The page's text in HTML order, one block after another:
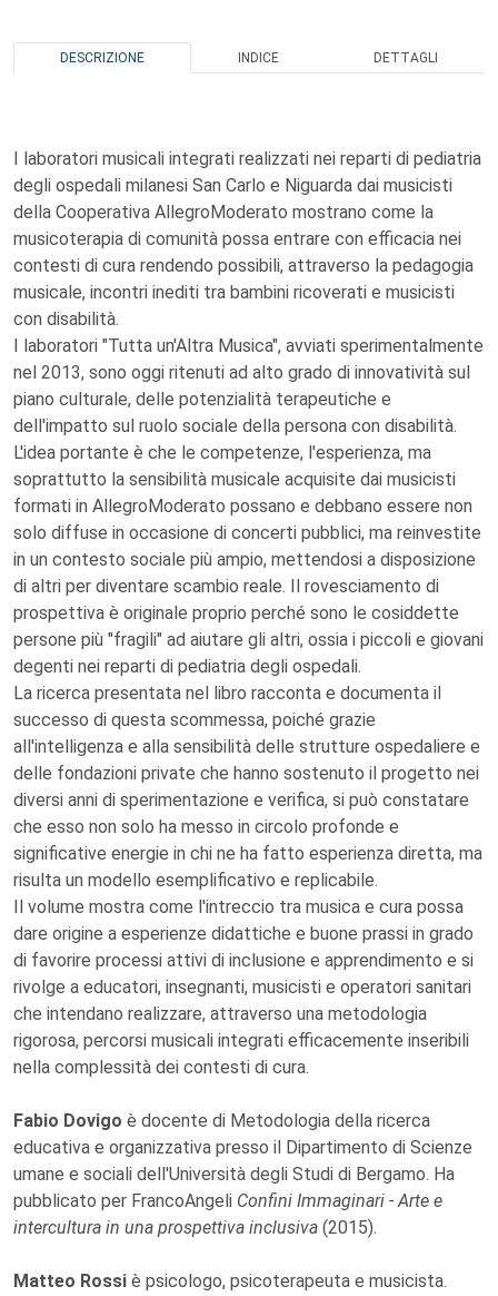
DESCRIZIONE INDICE DETTAGLI
I laboratori musicali integrati realizzati nei reparti di pediatria
degli ospedali milanesi San Carlo e Niguarda dai musicisti
della Cooperativa AllegroModerato mostrano come la
musicoterapia di comunità possa entrare con efficacia nei
contesti di cura rendendo possibili, attraverso la pedagogia
musicale, incontri inediti tra bambini ricoverati e musicisti
con disabilità.
I laboratori "Tutta un'Altra Musica", avviati sperimentalmente
nel 2013, sono oggi ritenuti ad alto grado di innovatività sul
piano culturale, delle potenzialità terapeutiche e
dell'impatto sul ruolo sociale della persona con disabilità.
L'idea portante è che le competenze, l'esperienza, ma
soprattutto la sensibilità musicale acquisite dai musicisti
formati in AllegroModerato possano e debbano essere non
solo diffuse in occasione di concerti pubblici, ma reinvestite
in un contesto sociale più ampio, mettendosi a disposizione
di altri per diventare scambio reale. Il rovesciamento di
prospettiva è originale proprio perché sono le cosiddette
persone più "fragili" ad aiutare gli altri, ossia i piccoli e giovani
degenti nei reparti di pediatria degli ospedali.
La ricerca presentata nel libro racconta e documenta il
successo di questa scommessa, poiché grazie
all'intelligenza e alla sensibilità delle strutture ospedaliere e
delle fondazioni private che hanno sostenuto il progetto nei
diversi anni di sperimentazione e verifica, si può constatare
che esso non solo ha messo in circolo profonde e
significative energie in chi ne ha fatto esperienza diretta, ma
risulta un modello esemplificativo e replicabile.
Il volume mostra come l'intreccio tra musica e cura possa
dare origine a esperienze didattiche e buone prassi in grado
di favorire processi attivi di inclusione e apprendimento e si
rivolge a educatori, insegnanti, musicisti e operatori sanitari
che intendano realizzare, attraverso una metodologia
rigorosa, percorsi musicali integrati efficacemente inseribili
nella complessità dei contesti di cura.
Fabio Dovigo è docente di Metodologia della ricerca
educativa e organizzativa presso il Dipartimento di Scienze
umane e sociali dell'Università degli Studi di Bergamo. Ha
pubblicato per FrancoAngeli Confini Immaginari - Arte e
intercultura in una prospettiva inclusiva (2015).
Matteo Rossi è psicologo, psicoterapeuta e musicista.